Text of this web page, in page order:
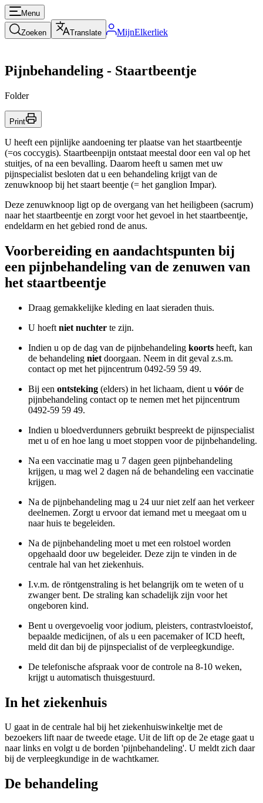
Menu
Zoeken Translate MijnElkerliek
Pijnbehandeling - Staartbeentje
Folder
Print
U heeft een pijnlijke aandoening ter plaatse van het staartbeentje
(=os coccygis). Staartbeenpijn ontstaat meestal door een val op het
stuitjes, of na een bevalling. Daarom heeft u samen met uw
pijnspecialist besloten dat u een behandeling krijgt van de
zenuwknoop bij het staart beentje (= het ganglion Impar).
Deze zenuwknoop ligt op de overgang van het heiligbeen (sacrum)
naar het staartbeentje en zorgt voor het gevoel in het staartbeentje,
endeldarm en het gebied rond de anus.
Voorbereiding en aandachtspunten bij
een pijnbehandeling van de zenuwen van
het staartbeentje
Draag gemakkelijke kleding en laat sieraden thuis.
U hoeft niet nuchter te zijn.
Indien u op de dag van de pijnbehandeling koorts heeft, kan
de behandeling niet doorgaan. Neem in dit geval z.s.m.
contact op met het pijncentrum 0492-59 59 49.
Bij een ontsteking (elders) in het lichaam, dient u vóór de
pijnbehandeling contact op te nemen met het pijncentrum
0492-59 59 49.
Indien u bloedverdunners gebruikt bespreekt de pijnspecialist
met u of en hoe lang u moet stoppen voor de pijnbehandeling.
Na een vaccinatie mag u 7 dagen geen pijnbehandeling
krijgen, u mag wel 2 dagen ná de behandeling een vaccinatie
krijgen.
Na de pijnbehandeling mag u 24 uur niet zelf aan het verkeer
deelnemen. Zorgt u ervoor dat iemand met u meegaat om u
naar huis te begeleiden.
Na de pijnbehandeling moet u met een rolstoel worden
opgehaald door uw begeleider. Deze zijn te vinden in de
centrale hal van het ziekenhuis.
I.v.m. de röntgenstraling is het belangrijk om te weten of u
zwanger bent. De straling kan schadelijk zijn voor het
ongeboren kind.
Bent u overgevoelig voor jodium, pleisters, contrastvloeistof,
bepaalde medicijnen, of als u een pacemaker of ICD heeft,
meld dit dan bij de pijnspecialist of de verpleegkundige.
De telefonische afspraak voor de controle na 8-10 weken,
krijgt u automatisch thuisgestuurd.
In het ziekenhuis
U gaat in de centrale hal bij het ziekenhuiswinkeltje met de
bezoekers lift naar de tweede etage. Uit de lift op de 2e etage gaat u
naar links en volgt u de borden 'pijnbehandeling'. U meldt zich daar
bij de verpleegkundige in de wachtkamer.
De behandeling